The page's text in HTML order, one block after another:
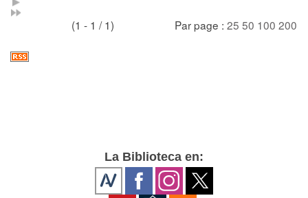
(1 - 1 / 1) Par page : 25 50 100 200
La Biblioteca en: